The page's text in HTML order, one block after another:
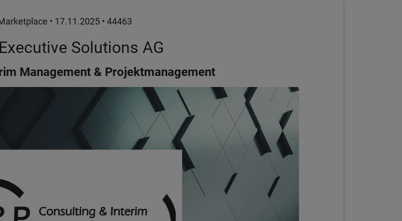
• 17.11.2025 • 44463
Solutions AG
Management & Projektmanagement